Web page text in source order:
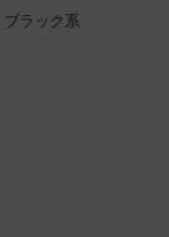
ブラック系